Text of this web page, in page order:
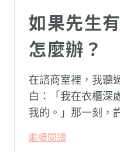
如果先生
怎麼辦？
在諮商室裡，我聽
白：「我在衣櫃深
我的。」那一刻，
陌生。
繼續閱讀